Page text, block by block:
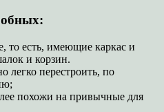
то есть, имеющие каркас и
и корзин.
легко перестроить, по
похожи на привычные для